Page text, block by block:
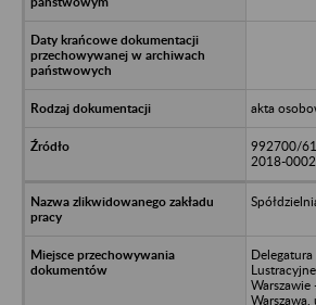
akta
992700/
2018-
Warszawie